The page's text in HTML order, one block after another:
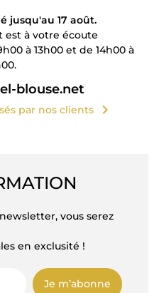
jusqu'au 17 août.
est à votre écoute
à 13h00 et de 14h00 à
blouse.net
par nos clients chevron_right
vous serez
en exclusité !
Je m’abonne